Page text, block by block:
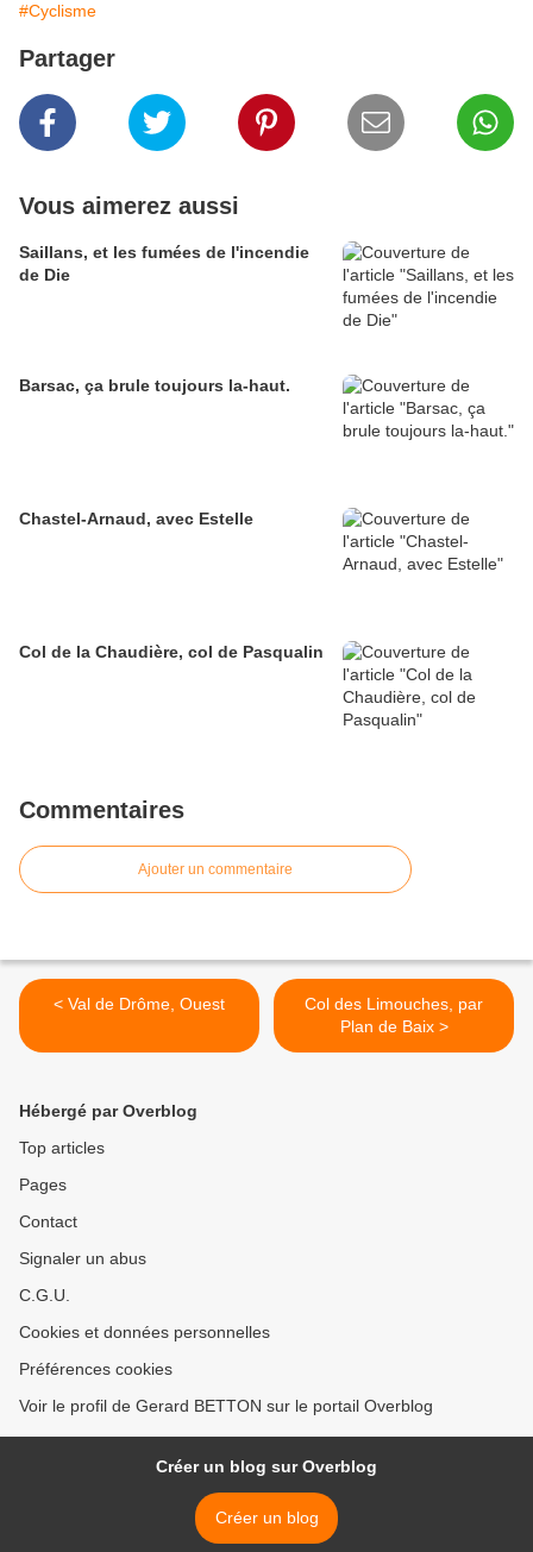
#Cyclisme
Partager
Vous aimerez aussi
Saillans, et les fumées de l'incendie
de Die
Barsac, ça brule toujours la-haut.
Chastel-Arnaud, avec Estelle
Col de la Chaudière, col de Pasqualin
Commentaires
Ajouter un commentaire
< Val de Drôme, Ouest
Col des Limouches, par
Plan de Baix >
Hébergé par Overblog
Top articles
Pages
Contact
Signaler un abus
C.G.U.
Cookies et données personnelles
Préférences cookies
Voir le profil de Gerard BETTON sur le portail Overblog
Créer un blog sur Overblog
Créer un blog